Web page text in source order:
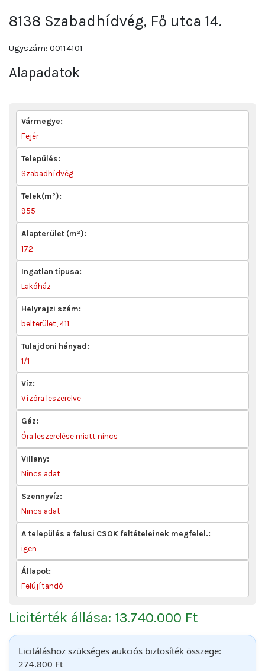
8138 Szabadhídvég, Fő utca 14.
Ügyszám: 00114101
Alapadatok
Vármegye:
Fejér
Település:
Szabadhídvég
Telek(m²):
955
Alapterület (m²):
172
Ingatlan típusa:
Lakóház
Helyrajzi szám:
belterület, 411
Tulajdoni hányad:
1/1
Víz:
Vízóra leszerelve
Gáz:
Óra leszerelése miatt nincs
Villany:
Nincs adat
Szennyvíz:
Nincs adat
A település a falusi CSOK feltételeinek megfelel.:
igen
Állapot:
Felújítandó
Licitérték állása: 13.740.000 Ft
Licitáláshoz szükséges aukciós biztosíték összege:
274.800 Ft